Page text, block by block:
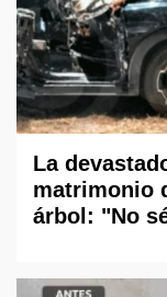
La
matrimonio
árbol: "No